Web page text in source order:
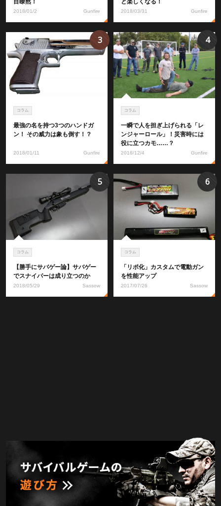
2018/01/2 Gunfire 2018/03/31 Gunfire
コラム
最強の名を持つ3つのハンドガ
ン！ その威力は象も倒す！？
2018/01/11 Gunfire
3
コラム
一瞬で人を担ぎ上げられる「レ
ンジャーロール」！災害時には
役に立つカモ……？
2018/12/4 Gunfire
4
コラム
【勝手にサバゲー論】サバゲー
でスナイパーは成り立つのか
2018/05/29 Sassow
5
コラム
「リポ化」カスタムで電動ガン
を性能アップ
2017/07/26 Sassow
6